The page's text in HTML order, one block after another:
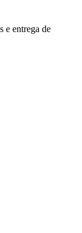
e entrega de